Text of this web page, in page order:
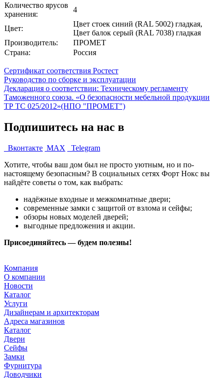
Количество ярусов
хранения:
4
Цвет:
Цвет стоек синий (RAL 5002) гладкая,
Цвет балок серый (RAL 7038) гладкая
Производитель:
ПРОМЕТ
Страна:
Россия
Сертификат соответствия Ростест
Руководство по сборке и эксплуатации
Декларация о соответствии: Техническому регламенту
Таможенного союза. «О безопасности мебельной продукции
ТР ТС 025/2012»(НПО "ПРОМЕТ")
Подпишитесь на нас в
Вконтакте MAX
Telegram
Хотите, чтобы ваш дом был не просто уютным, но и по-
настоящему безопасным? В социальных сетях Форт Нокс вы
найдёте советы о том, как выбрать:
надёжные входные и межкомнатные двери;
современные замки с защитой от взлома и сейфы;
обзоры новых моделей дверей;
выгодные предложения и акции.
Присоединяйтесь — будем полезны!
Компания
О компании
Новости
Каталог
Услуги
Дизайнерам и архитекторам
Адреса магазинов
Каталог
Двери
Сейфы
Замки
Фурнитура
Доводчики